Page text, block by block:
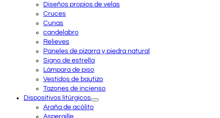
Diseños propios de velas
Cruces
Cunas
candelabro
Relieves
Paneles de pizarra y piedra natural
Signo de estrella
Lámpara de piso
Vestidos de bautizo
Tazones de incienso
Dispositivos litúrgicos
Araña de acólito
Aspergille